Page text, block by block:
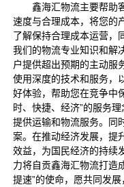
鑫海汇物流主要帮助客
速度与合理成本，将您的
了解保持合理成本运营，
我们的物流专业知识和解
户提供超出预期的主动服
使用深度的技术和服务，
好体验，帮助您在竞争中
时、快捷、经济”的服务
提供运输和物流服务。同
案。在推动经济发展，提
效益，为国民经济的持续
力将自贡鑫海汇物流打造
提速”的使命，愿共同发